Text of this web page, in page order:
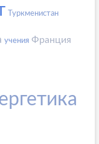
Туркменистан
учения Франция